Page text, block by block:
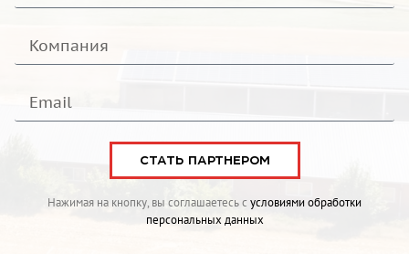
СТАТЬ ПАРТНЕРОМ
Нажимая на кнопку, вы соглашаетесь с условиями обработки
персональных данных